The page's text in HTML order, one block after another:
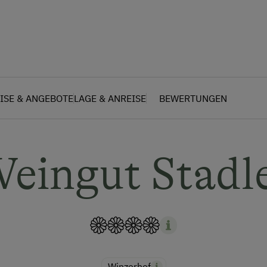
& ANGEBOTELAGE & ANREISE BEWERTUNGEN